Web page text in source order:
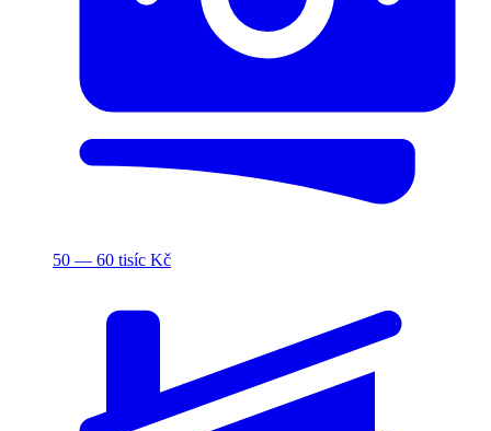
50 — 60 tisíc Kč